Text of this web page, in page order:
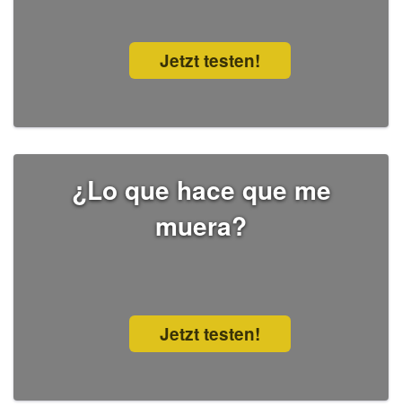
Jetzt testen!
¿Lo que hace que me
muera?
Jetzt testen!